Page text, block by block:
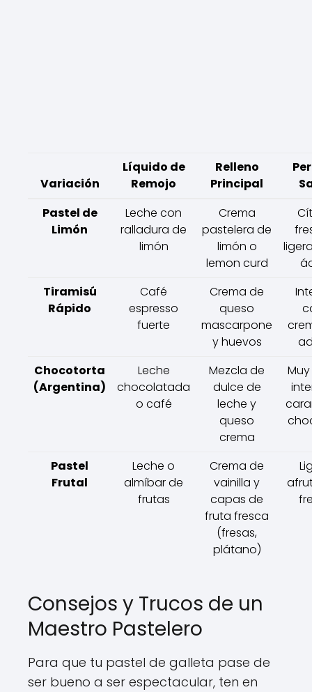
Variación
Líquido de
Remojo
Relleno
Principal
Pastel de
Limón
Leche con
ralladura de
limón
Crema
pastelera de
limón o
lemon curd
Tiramisú
Rápido
Café
espresso
fuerte
Crema de
queso
mascarpone
y huevos
Chocotorta
(Argentina)
Leche
chocolatada
o café
Mezcla de
dulce de
leche y
queso
crema
Pastel
Frutal
Leche o
almíbar de
frutas
Crema de
vainilla y
capas de
fruta fresca
(fresas,
plátano)
Consejos y Trucos de un
Maestro Pastelero
Para que tu pastel de galleta pase de
ser bueno a ser espectacular, ten en